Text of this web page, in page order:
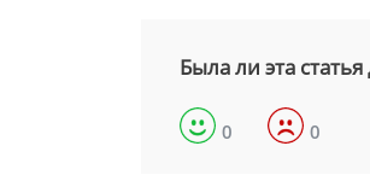
Была ли эта
0 0